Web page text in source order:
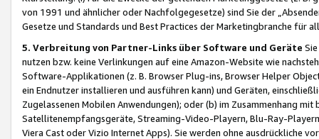
von 1991 und ähnlicher oder Nachfolgegesetze) sind Sie der
Gesetze und Standards und Best Practices der Marketingbranche für
5. Verbreitung von Partner-Links über Software und Geräte
nutzen bzw. keine Verlinkungen auf eine Amazon-Website wie
Software-Applikationen (z. B. Browser Plug-ins, Browser Helper
ein Endnutzer installieren und ausführen kann) und Geräten,
Zugelassenen Mobilen Anwendungen); oder (b) im Zusammenhang
Satellitenempfangsgeräte, Streaming-Video-Playern, Blu-Ray-
Viera Cast oder Vizio Internet Apps). Sie werden ohne ausdrückliche